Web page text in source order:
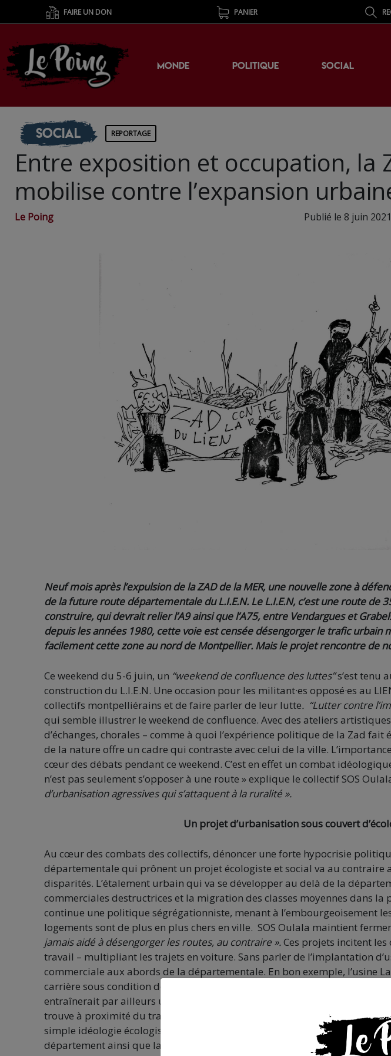
FAIRE UN DON PANIER
MONDE POLITIQUE SOCIAL
Social REPORTAGE
Entre exposition et occupation, la
mobilise contre l’expansion
Le Poing Publié le 8 juin
Neuf mois après l’expulsion de la ZAD de la MER, une nouvelle zone à
de la future route départementale du L.I.E.N. Le L.I.E.N, c’est une route de
construire, qui devrait relier l’A9 ainsi que l’A75, entre Vendargues et
depuis les années 1980, cette voie est censée désengorger le trafic urbain
facilement cette zone au nord de Montpellier. Mais le projet rencontre de
Ce weekend du 5-6 juin, un “weekend de confluence des luttes”s’est tenu
construction du L.I.E.N. Une occasion pour les militant·es opposé·es au
collectifs montpelliérains et de faire parler de leur lutte. “Lutter contre
qui semble illustrer le weekend de confluence. Avec des ateliers
d’échanges, chorales – comme à quoi l’expérience politique de la Zad fait
de la nature offre un cadre qui contraste avec celui de la ville.
cœur des débats pendant ce weekend. C’est en effet un combat
n’est pas seulement s’opposer à une route » explique le collectif SOS
d’urbanisation agressives qui s’attaquent à la ruralité ».
Un projet d’urbanisation sous couvert
Au cœur des combats des collectifs, dénoncer une forte hypocrisie
départementale qui prônent un projet écologiste et social va au contraire
disparités. L’étalement urbain qui va se développer au delà de la
commerciales destructrices et la migration des classes moyennes dans
continue une politique ségrégationniste, menant à l’embourgeoisement
logements sont de plus en plus chers en ville. SOS Oulala maintient
jamais aidé à désengorger les routes, au contraire ».Ces projets incitent les
travail – multipliant les trajets en voiture. Sans parler de l’implantation
commerciale aux abords de la départementale. En bon exemple, l’usine
carrière sous condition de construction de la route, au moment où son
entraînerait par ailleurs un très fort trafic de camions. Également, le projet
trouve à proximité du tracé est impliqué dans cette urbanisation. Ce projet
simple idéologie écologiste comme le soutiennent Delafosse ou Mesquida,
département ainsi que la métropole font un cadeau aux entreprises ainsi